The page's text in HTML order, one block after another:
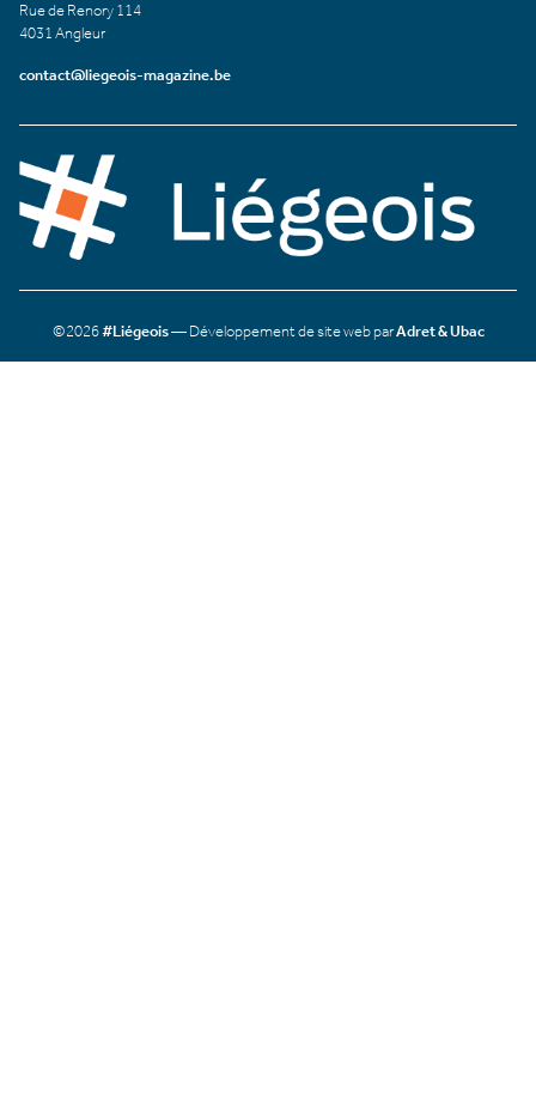
Rue de Renory 114
4031 Angleur
contact@liegeois-magazine.be
©2026#Liégeois— Développement de site web parAdret & Ubac